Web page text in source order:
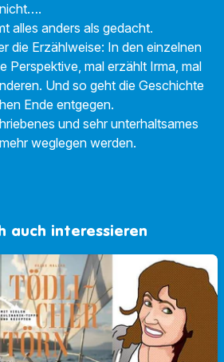
alles anders als gedacht.
die Erzählweise: In den einzelnen
Perspektive, mal erzählt Irma, mal
Und so geht die Geschichte
Ende entgegen.
und sehr unterhaltsames
weglegen werden.
auch interessieren